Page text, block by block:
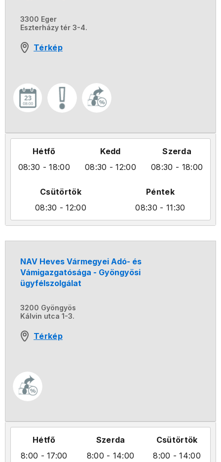
3300 Eger
Eszterházy tér 3-4.
Térkép
Hétfő
08:30 - 18:00
Kedd
08:30 - 12:00
Szerda
08:30 - 18:00
Csütörtök
08:30 - 12:00
Péntek
08:30 - 11:30
NAV Heves Vármegyei Adó- és
Vámigazgatósága - Gyöngyösi
ügyfélszolgálat
3200 Gyöngyös
Kálvin utca 1-3.
Térkép
Hétfő
8:00 - 17:00
Szerda
8:00 - 14:00
Csütörtök
8:00 - 14:00